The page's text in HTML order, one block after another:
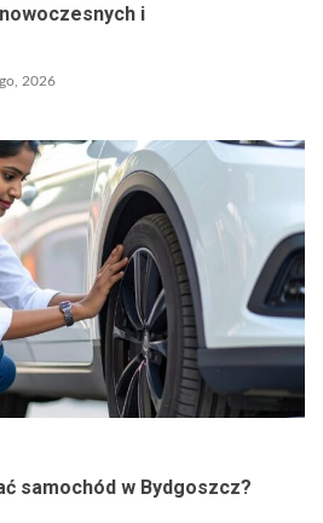
i
2026
samochód w Bydgoszcz?